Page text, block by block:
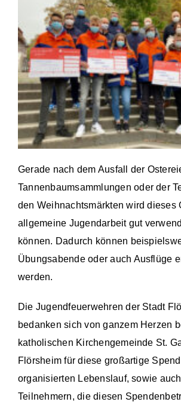
Gerade nach dem Ausfall der
Tannenbaumsammlungen oder der
den Weihnachtsmärkten wird dieses
allgemeine Jugendarbeit gut
können. Dadurch können
Übungsabende oder auch Ausflüge
werden.
Die Jugendfeuerwehren der Stadt
bedanken sich von ganzem Herzen
katholischen Kirchengemeinde St.
Flörsheim für diese großartige
organisierten Lebenslauf, sowie
Teilnehmern, die diesen